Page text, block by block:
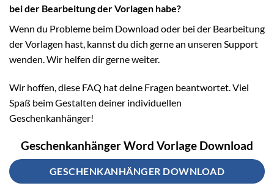
bei der Bearbeitung der Vorlagen habe?
Wenn du Probleme beim Download oder bei der Bearbeitung
der Vorlagen hast, kannst du dich gerne an unseren Support
wenden. Wir helfen dir gerne weiter.
Wir hoffen, diese FAQ hat deine Fragen beantwortet. Viel
Spaß beim Gestalten deiner individuellen
Geschenkanhänger!
Geschenkanhänger Word Vorlage Download
GESCHENKANHÄNGER DOWNLOAD